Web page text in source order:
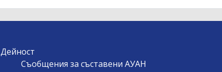
Дейност
Съобщения за съставени АУАН